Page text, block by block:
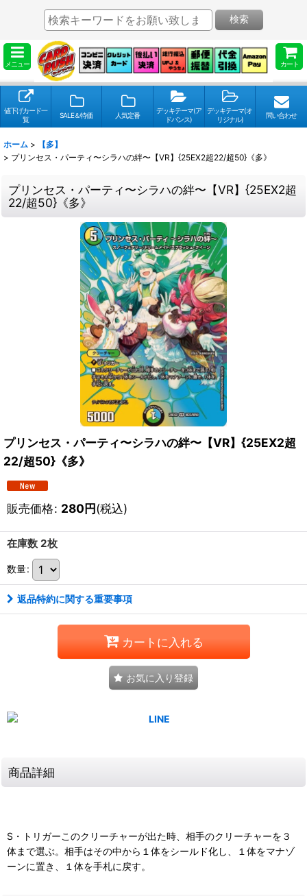
メニュー カート
検索
値下げカード一
覧
SALE＆特価 人気定番
デッキテーマ(ア
ドバンス)
デッキテーマ(オ
リジナル)
問い合わせ
ホーム >
【多】
> プリンセス・パーティ〜シラハの絆〜【VR】{25EX2超22/超50}《多》
プリンセス・パーティ〜シラハの絆〜【VR】{25EX2超
22/超50}《多》
プリンセス・パーティ〜シラハの絆〜【VR】{25EX2超
22/超50}《多》
販売価格: 280円(税込)
在庫数 2枚
数量:
返品特約に関する重要事項
カートに入れる
お気に入り登録
商品詳細
S・トリガーこのクリーチャーが出た時、相手のクリーチャーを３
体まで選ぶ。相手はその中から１体をシールド化し、１体をマナゾ
ーンに置き、１体を手札に戻す。